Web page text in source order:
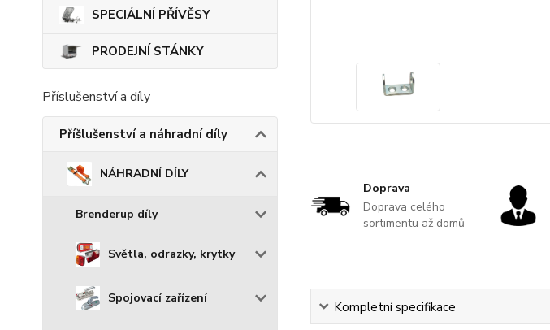
SPECIÁLNÍ PŘÍVĚSY
PRODEJNÍ STÁNKY
Příslušenství a díly
Příšlušenství a náhradní díly
NÁHRADNÍ DÍLY
Brenderup díly
Světla, odrazky, krytky
Spojovací zařízení
Doprava
Doprava celého
sortimentu až domů
Kompletní specifikace